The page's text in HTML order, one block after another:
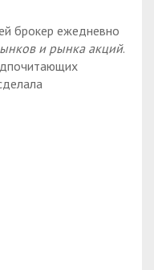
брокер ежедневно
и рынка акций.